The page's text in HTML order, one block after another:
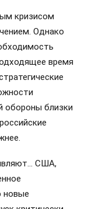
кризисом
Однако
время
обороны близки
США,
новые